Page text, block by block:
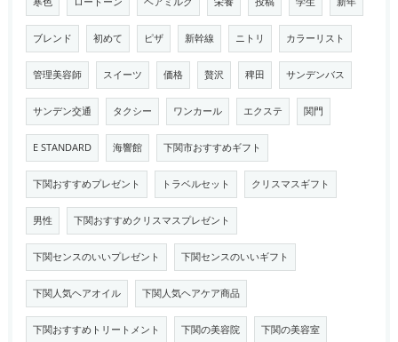
ブレンド 初めて ピザ 新幹線 ニトリ カラーリスト
管理美容師 スイーツ 価格 贅沢 稗田 サンデンバス
サンデン交通 タクシー ワンカール エクステ 関門
E STANDARD 海響館 下関市おすすめギフト
下関おすすめプレゼント トラベルセット クリスマスギフト
男性 下関おすすめクリスマスプレゼント
下関センスのいいプレゼント 下関センスのいいギフト
下関人気ヘアオイル 下関人気ヘアケア商品
下関おすすめトリートメント 下関の美容院 下関の美容室